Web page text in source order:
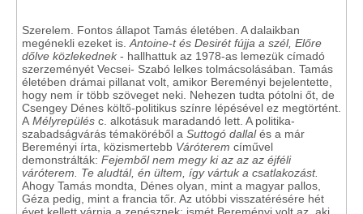
Szerelem. Fontos állapot Tamás életében. A dalaikban
megénekli ezeket is. Antoine-t és Desirét fújja a szél, Előre
dőlve közlekednek- hallhattuk az 1978-as lemezük címadó
szerzeményét Vecsei- Szabó lelkes tolmácsolásában. Tamás
életében drámai pillanat volt, amikor Bereményi bejelentette,
hogy nem ír több szöveget neki. Nehezen tudta pótolni őt, de
Csengey Dénes költő-politikus színre lépésével ez megtörtént.
A Mélyrepülés c. alkotásuk maradandó lett. A politika-
szabadságvárás témaköréből a Suttogó dallalés a már
Bereményi írta, közismertebb Váróterem cíművel
demonstrálták: Fejemből nem megy ki az az az éjféli
váróterem. Te aludtál, én ültem, így vártuk a csatlakozást.
Ahogy Tamás mondta, Dénes olyan, mint a magyar pallos,
Géza pedig, mint a francia tőr. Az utóbbi visszatérésére hét